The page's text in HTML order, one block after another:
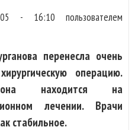
- 16:10 пользователем
перенесла очень
операцию.
находится на
лечении. Врачи
стабильное.